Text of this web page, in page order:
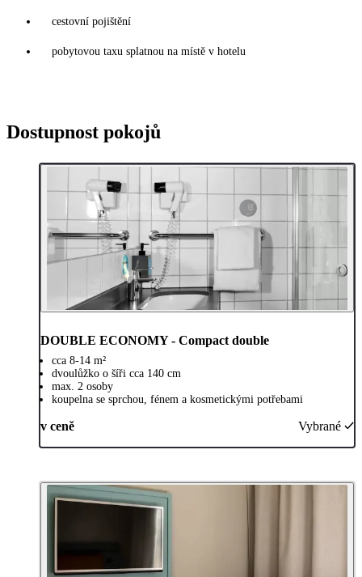
cestovní pojištění
pobytovou taxu splatnou na místě v hotelu
Dostupnost pokojů
DOUBLE ECONOMY - Compact double
cca 8-14 m²
dvoulůžko o šíři cca 140 cm
max. 2 osoby
koupelna se sprchou, fénem a kosmetickými potřebami
v ceně Vybrané